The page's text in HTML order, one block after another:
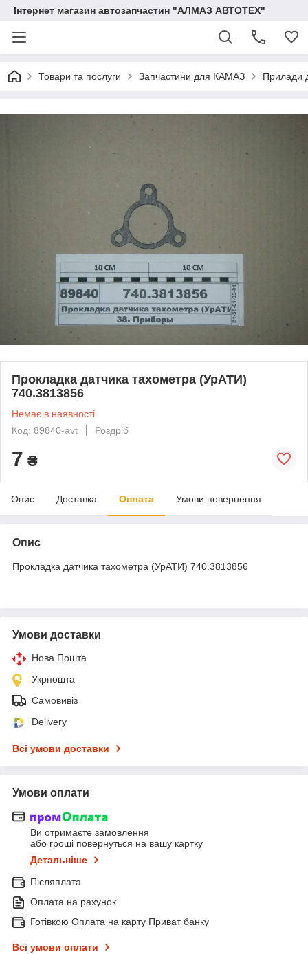
Інтернет магазин автозапчастин "АЛМАЗ АВТОТЕХ"
Товари та послуги Запчастини для КАМАЗ Прилади
Прокладка датчика тахометра (УрАТИ)
740.3813856
Немає в наявності
Код: 89840-avt
Роздріб
7 ₴
Опис Доставка Оплата Умови повернення
Опис
Прокладка датчика тахометра (УрАТИ) 740.3813856
Умови доставки
Нова Пошта
Укрпошта
Самовивіз
Delivery
Всі умови доставки
Умови оплати
Ви отримаєте замовлення
або гроші повернуться на вашу картку
Детальніше
Післяплата
Оплата на рахунок
Готівкою Оплата на карту Приват банку
Всі умови оплати